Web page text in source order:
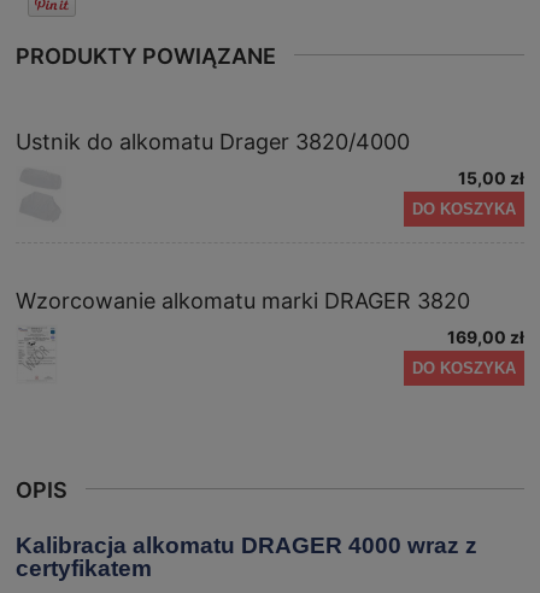
PRODUKTY POWIĄZANE
Ustnik do alkomatu Drager 3820/4000
15,00 zł
DO KOSZYKA
Wzorcowanie alkomatu marki DRAGER 3820
169,00 zł
DO KOSZYKA
OPIS
Kalibracja alkomatu DRAGER 4000 wraz z
certyfikatem